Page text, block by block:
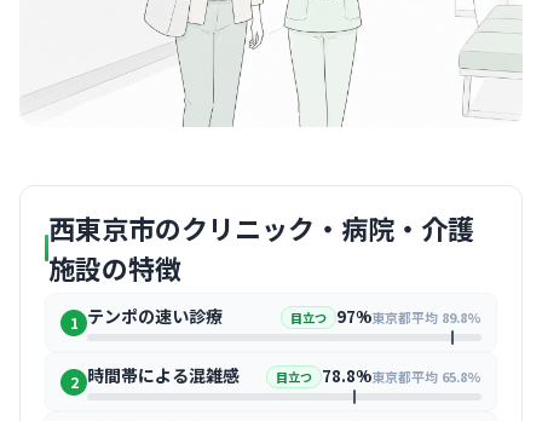
西東京市のクリニック・病院・介護
施設の特徴
1 テンポの速い診療 目立つ 97%東京都平均 89.8%
2 時間帯による混雑感 目立つ 78.8%東京都平均 65.8%